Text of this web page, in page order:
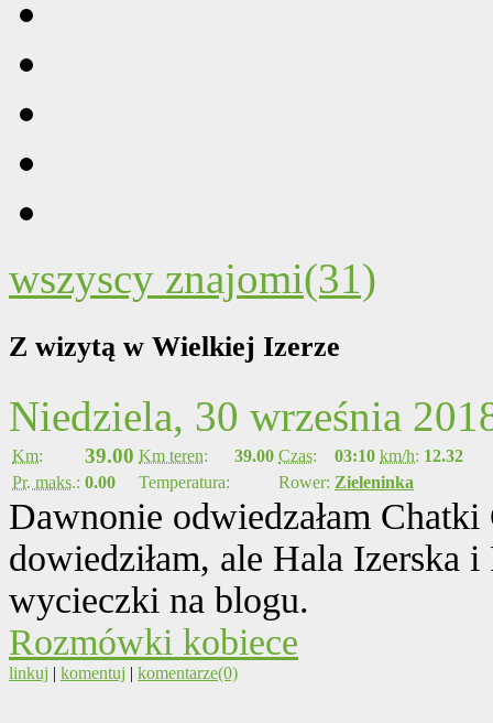
wszyscy znajomi(31)
Z wizytą w Wielkiej Izerze
Niedziela, 30 września
Km: 39.00 Km teren: 39.00 Czas: 03:10 km/h: 12.32
Pr. maks.: 0.00 Temperatura: Rower: Zieleninka
Dawnonie odwiedzałam
dowiedziłam, ale Hala Izerska
wycieczki na blogu.
Rozmówki kobiece
linkuj | komentuj | komentarze(0)